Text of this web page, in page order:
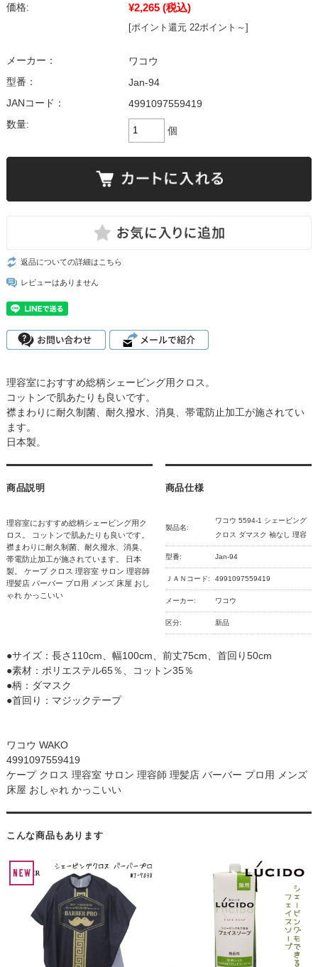
価格: ¥2,265 (税込)
[ポイント還元 22ポイント～]
メーカー：
ワコウ
型番：
Jan-94
JANコード：
4991097559419
数量:
個
返品についての詳細はこちら
レビューはありません
理容室におすすめ総柄シェービング用クロス。
コットンで肌あたりも良いです。
襟まわりに耐久制菌、耐久撥水、消臭、帯電防止加工が施されてい
ます。
日本製。
商品説明
理容室におすすめ総柄シェービング用ク
ロス。 コットンで肌あたりも良いです。
襟まわりに耐久制菌、耐久撥水、消臭、
帯電防止加工が施されています。 日本
製。 ケープ クロス 理容室 サロン 理容師
理髪店 バーバー プロ用 メンズ 床屋 おし
ゃれ かっこいい
商品仕様
製品名:
ワコウ 5594-1 シェービング
クロス ダマスク 袖なし 理容
型番: Jan-94
ＪＡＮコード: 4991097559419
メーカー: ワコウ
区分: 新品
●サイズ：長さ110cm、幅100cm、前丈75cm、首回り50cm
●素材：ポリエステル65％、コットン35％
●柄：ダマスク
●首回り：マジックテープ
ワコウ WAKO
4991097559419
ケープ クロス 理容室 サロン 理容師 理髪店 バーバー プロ用 メンズ
床屋 おしゃれ かっこいい
こんな商品もあります